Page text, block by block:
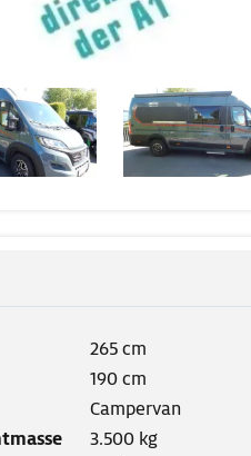
265 cm
190 cm
Campervan
3.500 kg